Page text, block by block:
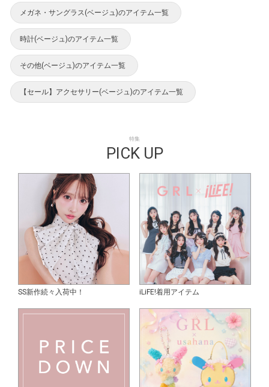
メガネ・サングラス(ベージュ)のアイテム一覧
時計(ベージュ)のアイテム一覧
その他(ベージュ)のアイテム一覧
【セール】アクセサリー(ベージュ)のアイテム一覧
特集
PICK UP
SS新作続々入荷中！ iLiFE!着用アイテム